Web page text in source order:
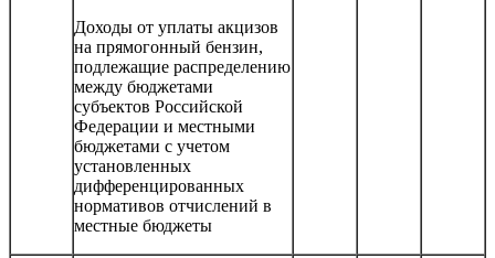
Доходы от уплаты акцизов
на прямогонный бензин,
подлежащие распределению
между бюджетами
субъектов Российской
Федерации и местными
бюджетами с учетом
установленных
дифференцированных
нормативов отчислений в
местные бюджеты